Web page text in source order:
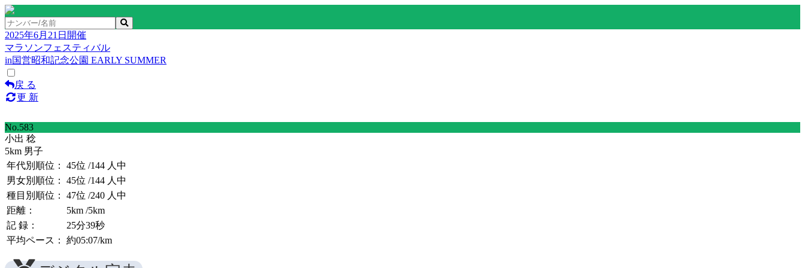
2025年6月21日開催
マラソンフェスティバル
in国営昭和記念公園 EARLY SUMMER
戻 る
更 新
No.583
小出 稔
5km 男子
年代別順位：
45位 /144 人中
男女別順位：
45位 /144 人中
種目別順位：
47位 /240 人中
距離：
5km /5km
記 録：
25分39秒
平均ペース：
約05:07/km